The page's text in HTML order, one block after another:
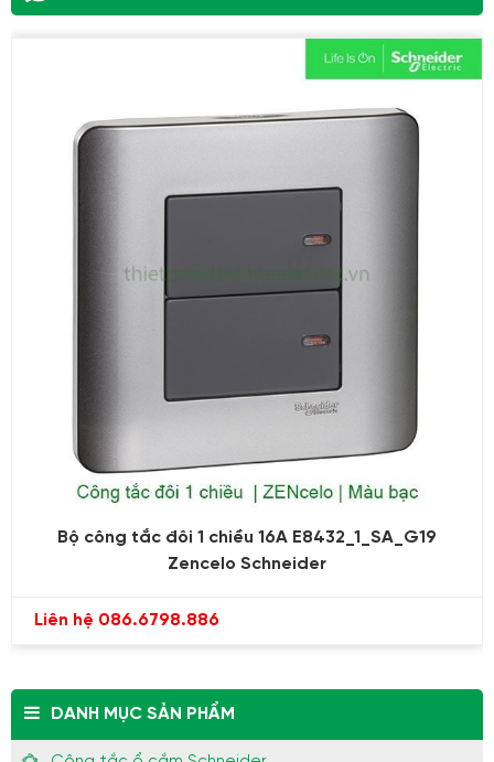
Bộ công tắc đôi 1 chiều 16A E8432_1_SA_G19
Zencelo Schneider
Liên hệ 086.6798.886
DANH MỤC SẢN PHẨM